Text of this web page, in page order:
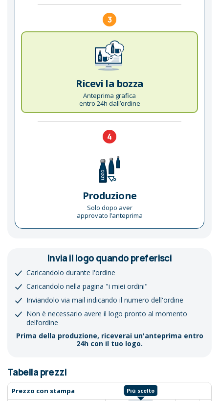
3
Ricevi la bozza
Anteprima grafica
entro 24h dall’ordine
4
Produzione
Solo dopo aver
approvato l’anteprima
Invia il logo quando preferisci
Caricandolo durante l'ordine
Caricandolo nella pagina "i miei ordini"
Inviandolo via mail indicando il numero dell'ordine
Non è necessario avere il logo pronto al momento
dell’ordine
Prima della produzione, riceverai un'anteprima entro
24h con il tuo logo.
Tabella prezzi
Prezzo con stampa